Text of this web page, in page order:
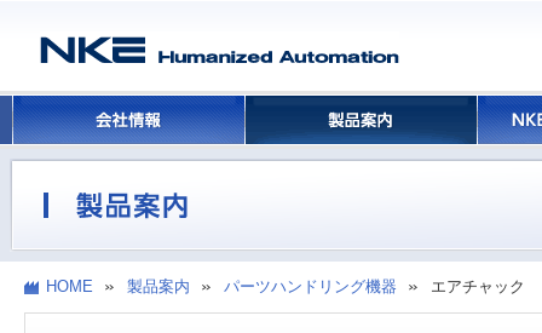
HOME 製品案内 パーツハンドリング機器 エアチャック